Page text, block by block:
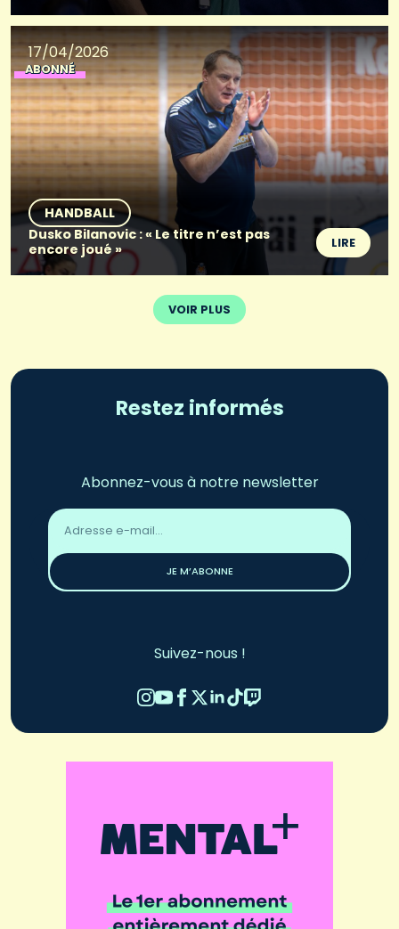
17/04/2026
ABONNÉ
HANDBALL
Dusko Bilanovic : « Le titre n’est pas
encore joué »
LIRE
VOIR PLUS
Restez informés
Abonnez-vous à notre newsletter
Adresse
email
JE M’ABONNE
Suivez-nous !